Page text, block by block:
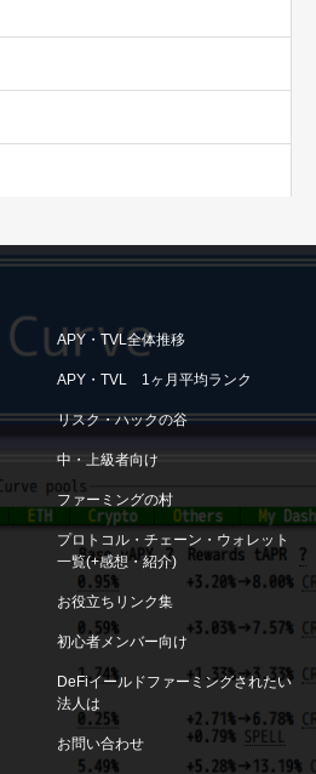
APY・TVL全体推移
APY・TVL 1ヶ月平均ランク
リスク・ハックの谷
中・上級者向け
ファーミングの村
プロトコル・チェーン・ウォレット
一覧(+感想・紹介)
お役立ちリンク集
初心者メンバー向け
DeFiイールドファーミングされたい
法人は
お問い合わせ